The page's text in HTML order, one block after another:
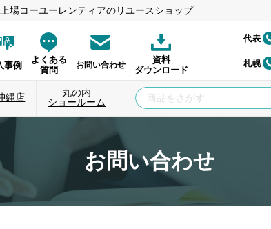
場コーユーレンティアのリユースショップ
事例
よくある
質問
お問い合わせ
資料
ダウンロード
代表
札幌
縄店
丸の内
ショールーム
お問い合わせ